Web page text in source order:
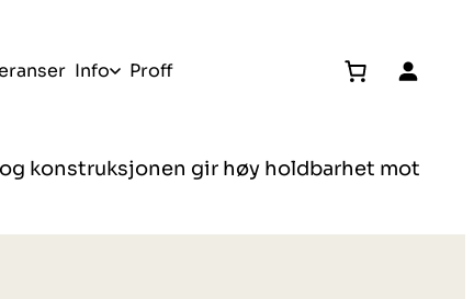
Info Proff
konstruksjonen gir høy holdbarhet mot